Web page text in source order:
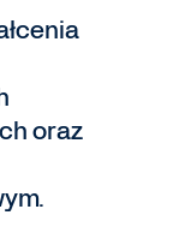
oraz